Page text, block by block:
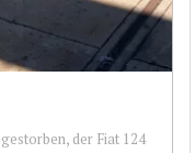
der Fiat 124